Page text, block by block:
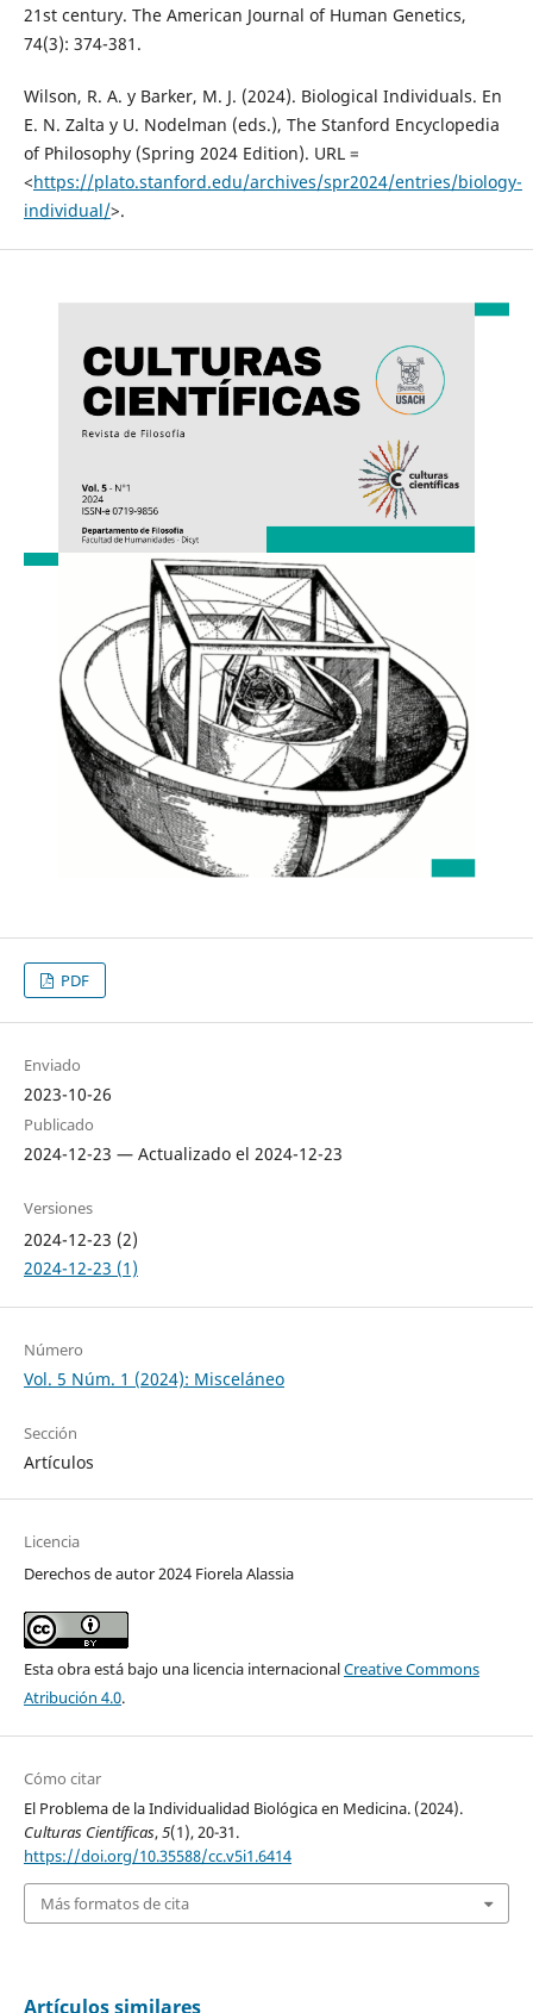
21st century. The American Journal of Human Genetics,
74(3): 374-381.
Wilson, R. A. y Barker, M. J. (2024). Biological Individuals. En
E. N. Zalta y U. Nodelman (eds.), The Stanford Encyclopedia
of Philosophy (Spring 2024 Edition). URL =
<https://plato.stanford.edu/archives/spr2024/entries/biology-
individual/>.
PDF
Enviado
2023-10-26
Publicado
2024-12-23 — Actualizado el 2024-12-23
Versiones
2024-12-23 (2)
2024-12-23 (1)
Número
Vol. 5 Núm. 1 (2024): Misceláneo
Sección
Artículos
Licencia
Derechos de autor 2024 Fiorela Alassia
Esta obra está bajo una licencia internacionalCreative Commons
Atribución 4.0.
Cómo citar
El Problema de la Individualidad Biológica en Medicina. (2024).
Culturas Científicas,5(1), 20-31.
https://doi.org/10.35588/cc.v5i1.6414
Más formatos de cita
Artículos similares